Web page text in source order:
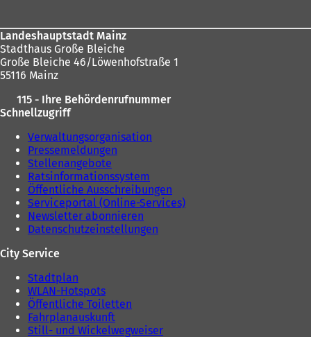
Landeshauptstadt Mainz
Stadthaus Große Bleiche
Große Bleiche 46/Löwenhofstraße 1
55116 Mainz
115 - Ihre Behördenrufnummer
Schnellzugriff
Verwaltungsorganisation
Pressemeldungen
Stellenangebote
Ratsinformationssystem
Öffentliche Ausschreibungen
Serviceportal (Online-Services)
Newsletter abonnieren
Datenschutzeinstellungen
City Service
Stadtplan
WLAN-Hotspots
Öffentliche Toiletten
Fahrplanauskunft
Still- und Wickelwegweiser